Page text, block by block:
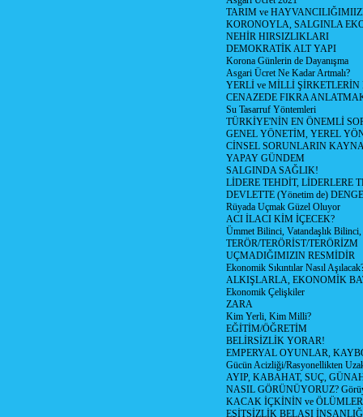
TARIM ve
KORONOYLA, SALGINLA
NEHİR HIRSIZLIKLARI
DEMOKRATİK ALT YAPI
Korona Günlerin de Dayanışma
Asgari Ücret Ne Kadar Artmalı?
YERLİ ve MİLLİ
CENAZEDE FIKRA
Su Tasarruf Yöntemleri
TÜRKİYE'NİN EN ÖNEMLİ
GENEL YÖNETİM, YEREL
CİNSEL SORUNLARIN
YAPAY GÜNDEM
SALGINDA SAĞLIK!
LİDERE TEHDİT, LİDERLERE
DEVLETTE (Yönetim de)
Rüyada Uçmak Güzel Oluyor
ACI İLACI KİM İÇECEK?
Ümmet Bilinci, Vatandaşlık
TERÖR/TERÖRİST/TERÖRİZM
UÇMADIĞIMIZIN RESMİDİR
Ekonomik Sıkıntılar Nasıl
ALKIŞLARLA, EKONOMİK
Ekonomik Çelişkiler
ZARA
Kim Yerli, Kim Milli?
EĞİTİM/ÖĞRETİM
BELİRSİZLİK YORAR!
EMPERYAL OYUNLAR,
Gücün Acizliği/Rasyonellikten
AYIP, KABAHAT, SUÇ,
NASIL GÖRÜNÜYORUZ?
KACAK İÇKİNİN ve
EŞİTSİZLİK BELASI